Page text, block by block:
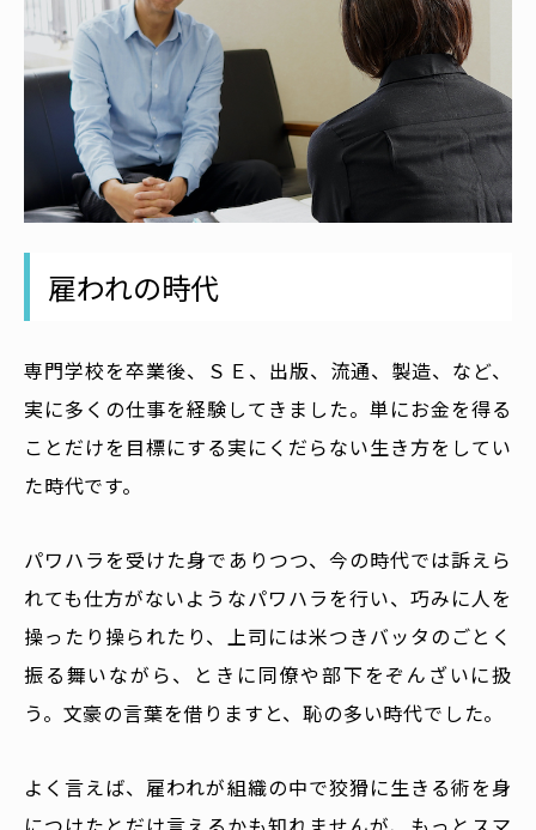
雇われの時代
専門学校を卒業後、ＳＥ、出版、流通、製造、など、
実に多くの仕事を経験してきました。単にお金を得る
ことだけを目標にする実にくだらない生き方をしてい
た時代です。
パワハラを受けた身でありつつ、今の時代では訴えら
れても仕方がないようなパワハラを行い、巧みに人を
操ったり操られたり、上司には米つきバッタのごとく
振る舞いながら、ときに同僚や部下をぞんざいに扱
う。文豪の言葉を借りますと、恥の多い時代でした。
よく言えば、雇われが組織の中で狡猾に生きる術を身